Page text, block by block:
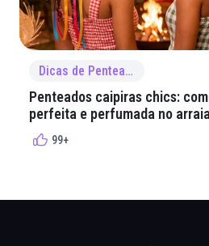
Dicas de Penteado
Penteados caipiras chics:
perfeita e perfumada no
99+